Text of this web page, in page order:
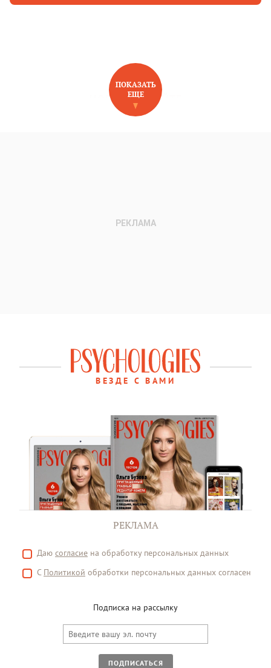
НОВОЕ НА САЙТЕ
ПОКАЗАТЬ
ЕЩЕ
ВЕЗДЕ С ВАМИ
РЕКЛАМА
Даю согласие на обработку персональных данных
С Политикой обработки персональных данных согласен
Подписка на рассылку
ПОДПИСАТЬСЯ